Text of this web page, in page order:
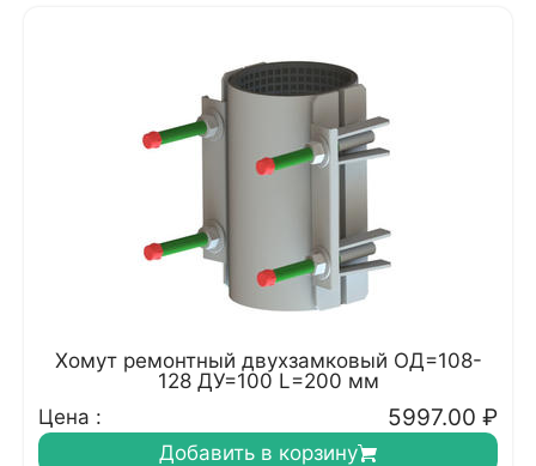
Хомут ремонтный двухзамковый ОД=108-
128 ДУ=100 L=200 мм
Цена :
5997.00 ₽
Добавить в корзину